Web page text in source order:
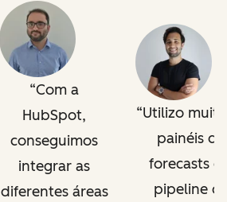
Com a
HubSpot,
conseguimos
integrar as
diferentes áreas
Utilizo
painéis de
forecasts e
pipeline